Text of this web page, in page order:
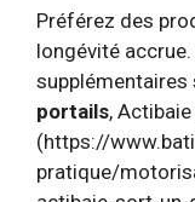
Préférez des
longévité
supplémentaires
portails,
(https://
pratique/